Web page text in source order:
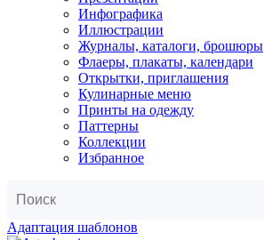
Инфографика
Иллюстрации
Журналы, каталоги, брошюры
Флаеры, плакаты, календари
Открытки, приглашения
Кулинарные меню
Принты на одежду
Паттерны
Коллекции
Избранное
Адаптация шаблонов